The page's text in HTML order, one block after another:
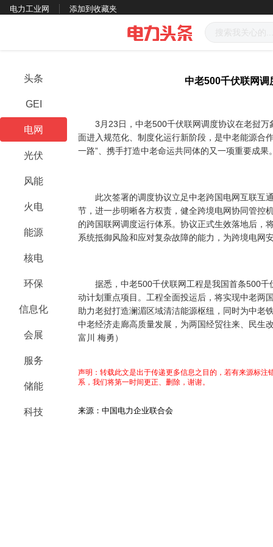
电力工业网 添加到收藏夹
头条
GEI
电网
光伏
风能
火电
能源
核电
环保
信息化
会展
服务
储能
科技
中老500千伏联网调
3月23日，中老500千伏联网调度协议在老挝万
面进入规范化、制度化运行新阶段，是中老能源合
一路”、携手打造中老命运共同体的又一项重要成果
此次签署的调度协议立足中老跨国电网互联互
节，进一步明晰各方权责，健全跨境电网协同管控
的跨国联网调度运行体系。协议正式生效落地后，
系统抵御风险和应对复杂故障的能力，为跨境电网
据悉，中老500千伏联网工程是我国首条500千
动计划重点项目。工程全面投运后，将实现中老两
助力老挝打造澜湄区域清洁能源枢纽，同时为中老
中老经济走廊高质量发展，为两国经贸往来、民生
富川 梅勇）
声明：转载此文是出于传递更多信息之目的，若有来源标
系，我们将第一时间更正、删除，谢谢。
来源：中国电力企业联合会